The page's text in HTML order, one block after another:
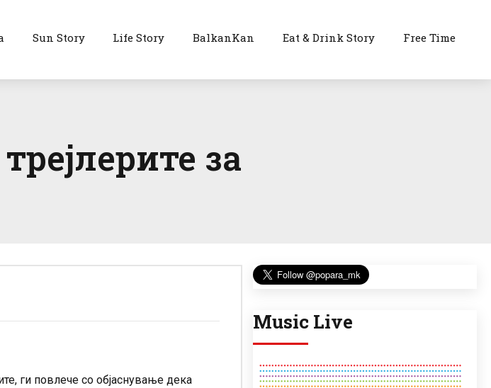
Sun Story Life Story BalkanKan Eat & Drink Story Free Time
за
ги повлече со објаснување дека
Music Live